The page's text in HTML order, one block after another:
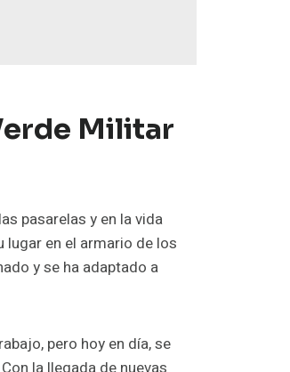
Militar
pasarelas y en la vida
en el armario de los
y se ha adaptado a
pero hoy en día, se